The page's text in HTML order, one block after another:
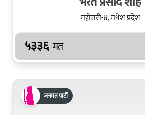
महोत्तरी-४, मधेश प्रदेश
५३३६ मत
जनमत पार्टी